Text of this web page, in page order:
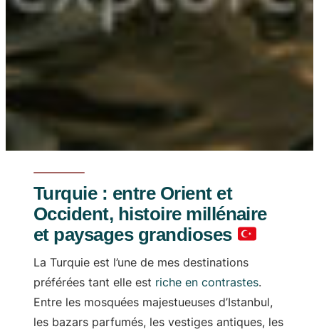
Turquie : entre Orient et
Occident, histoire millénaire
et paysages grandioses
La Turquie est l’une de mes destinations
préférées tant elle est riche en contrastes.
Entre les mosquées majestueuses d’Istanbul,
les bazars parfumés, les vestiges antiques, les